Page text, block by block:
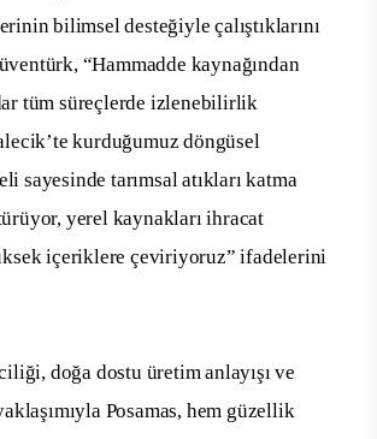
bilimsel desteğiyle çalıştıklarını
“Hammadde kaynağından
tüm süreçlerde izlenebilirlik
kurduğumuz döngüsel
sayesinde tarımsal atıkları katma
yerel kaynakları ihracat
içeriklere çeviriyoruz” ifadelerini
doğa dostu üretim anlayışı ve
Posamas, hem güzellik